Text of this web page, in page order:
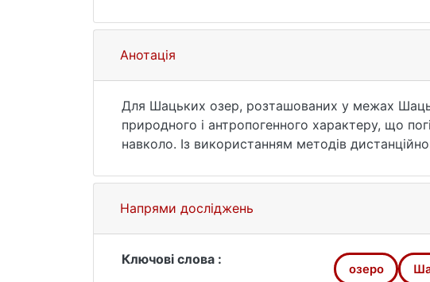
Анотація
Для Шацьких озер, розташованих у межах
природного і антропогенного характеру, що
навколо. Із використанням методів
регіону. За допомогою аналізу космічних
зміни водності озер протягом 2017-2024 рр.,
різночасові карти типів наземного покриву і
На основі проведених досліджень
озер, обміління, евтрифікаційні процеси,
негативно впливатиме на усю екосистему
Напрями досліджень
Ключові слова :
озеро